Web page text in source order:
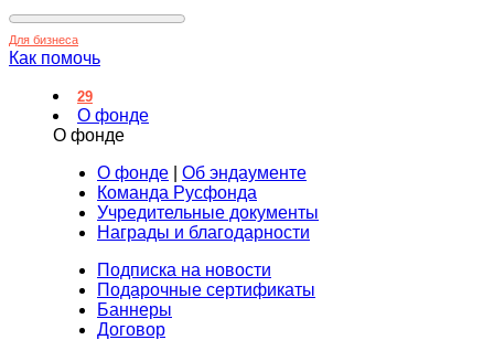
Для бизнеса
Как помочь
29
О фонде
О фонде
О фонде
Об эндаументе
Команда Русфонда
Учредительные документы
Награды и благодарности
Подписка на новости
Подарочные сертификаты
Баннеры
Договор